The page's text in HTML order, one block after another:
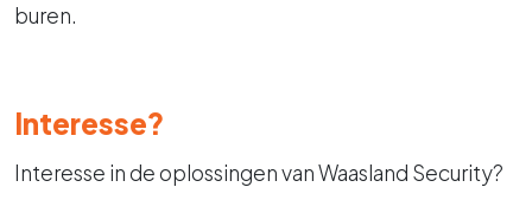
buren.
Interesse?
Interesse in de oplossingen van Waasland Security?